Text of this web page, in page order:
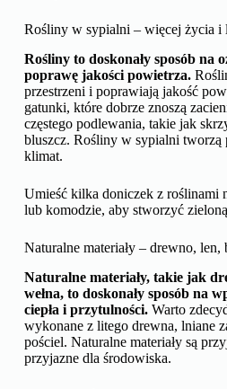
Rośliny w sypialni – więcej życia i
Rośliny to doskonały sposób na
poprawę jakości powietrza.
przestrzeni i poprawiają jakość
gatunki, które dobrze znoszą
częstego podlewania, takie jak
bluszcz. Rośliny w sypialni
klimat.
Umieść kilka doniczek z roślinami
lub komodzie, aby stworzyć
Naturalne materiały – drewno, len,
Naturalne materiały, takie jak
wełna, to doskonały sposób na
ciepła i przytulności.Warto
wykonane z litego drewna, lniane
pościel. Naturalne materiały są
przyjazne dla środowiska.